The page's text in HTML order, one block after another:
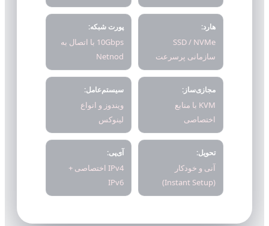
هارد:
SSD / NVMe
سازمانی پرسرعت
پورت شبکه:
10Gbps با اتصال به
Netnod
مجازی‌ساز:
KVM با منابع
اختصاصی
سیستم‌عامل:
ویندوز و انواع
لینوکس
تحویل:
آنی و خودکار
(Instant Setup)
آی‌پی:
IPv4 اختصاصی +
IPv6